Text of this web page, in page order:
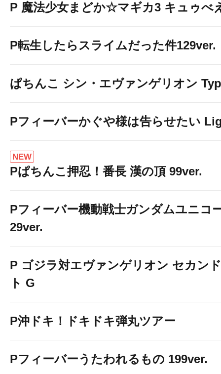
P 魔法少女まどか☆マギカ3 キュゥべ
P転生したらスライムだった件129ver.
ぱちんこ シン・エヴァンゲリオン
Pフィーバーかぐや様は告らせたい
NEW
Pぱちんこ押忍！番長 漢の頂 99ver.
Pフィーバー機動戦士ガンダムユニコ
29ver.
P ゴジラ対エヴァンゲリオン セカン
ト G
P沖ドキ！ドキドキ弾丸ツアー
Pフィーバーうたわれるもの 199ver.